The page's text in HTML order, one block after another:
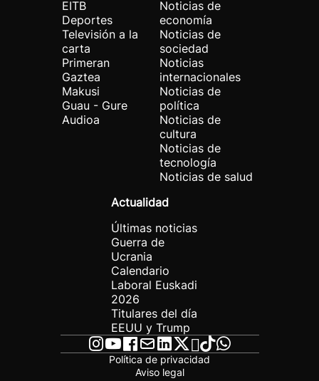
EITB
Deportes
Televisión a la
carta
Primeran
Gaztea
Makusi
Guau - Gure
Audioa
Noticias de
economía
Noticias de
sociedad
Noticias
internacionales
Noticias de
política
Noticias de
cultura
Noticias de
tecnología
Noticias de salud
Actualidad
Últimas noticias
Guerra de
Ucrania
Calendario
Laboral Euskadi
2026
Titulares del día
EEUU y Trump
Política de privacidad
Aviso legal